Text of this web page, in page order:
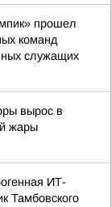
прошел
команд
служащих
вырос в
жары
ИТ-
Тамбовского